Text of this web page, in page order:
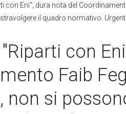
con Eni", dura nota del
il quadro normativo.
con
Faib
non si